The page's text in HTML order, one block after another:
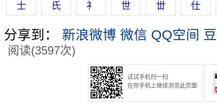
士 氏 礻 世 丗 仕
分享到： 新浪微博 微信 QQ空间
阅读(3597次)
试试手机扫一扫
在你手机上继续浏览此页面